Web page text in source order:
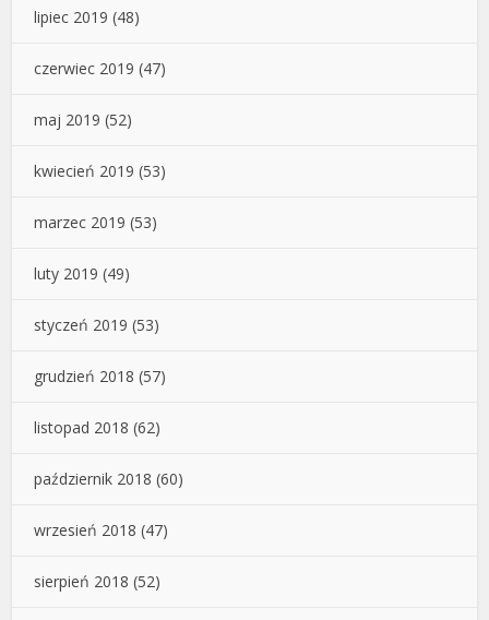
lipiec 2019 (48)
czerwiec 2019 (47)
maj 2019 (52)
kwiecień 2019 (53)
marzec 2019 (53)
luty 2019 (49)
styczeń 2019 (53)
grudzień 2018 (57)
listopad 2018 (62)
październik 2018 (60)
wrzesień 2018 (47)
sierpień 2018 (52)